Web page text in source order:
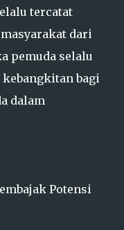
tercatat
dari
pemuda selalu
bagi
dalam
Potensi